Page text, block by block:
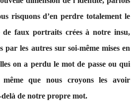
risquons d’en perdre totalement le
de faux portraits crées à notre insu,
par les autres sur soi-même mises en
on a perdu le mot de passe ou qui
que nous croyons les avoir
de notre propre mot.